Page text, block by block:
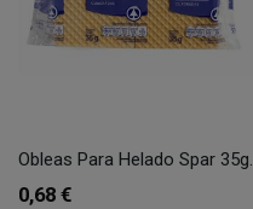
Obleas Para Helado Spar 35g.
0,68 €